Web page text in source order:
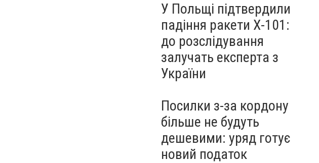
У Польщі підтвердили
падіння ракети Х-101:
до розслідування
залучать експерта з
України
Посилки з-за кордону
більше не будуть
дешевими: уряд готує
новий податок